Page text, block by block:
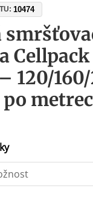
10474
120/